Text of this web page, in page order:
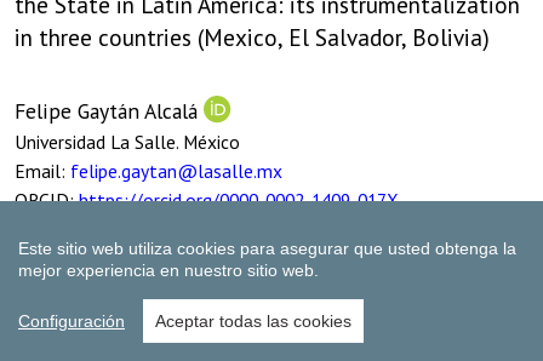
Este sitio web utiliza cookies para asegurar que usted obtenga la
mejor experiencia en nuestro sitio web.
Configuración Aceptar todas las cookies